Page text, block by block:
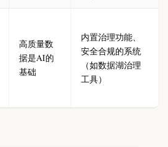
高质量数
据是AI的
基础
内置治理功能、
安全合规的系统
（如数据湖治理
工具）